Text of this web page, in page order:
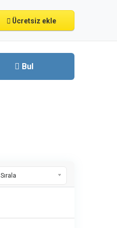
Ücretsiz ekle
Bul
Sırala